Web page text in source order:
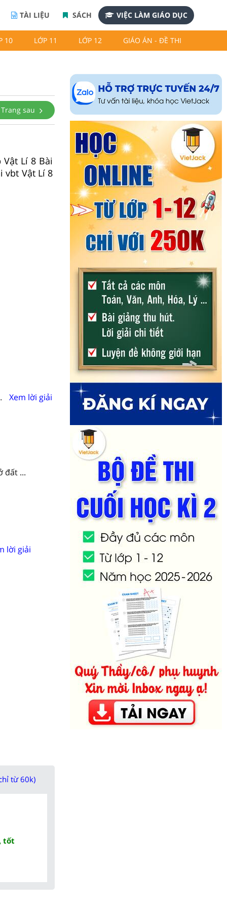
TÀI LIỆU SÁCH VIỆC LÀM GIÁO DỤC
10 LỚP 11 LỚP 12 GIÁO ÁN - ĐỀ THI
Trang sau
Lí 8 Bài
vbt Vật Lí 8
Xem lời giải
đất ...
lời giải
từ 60k)
tốt